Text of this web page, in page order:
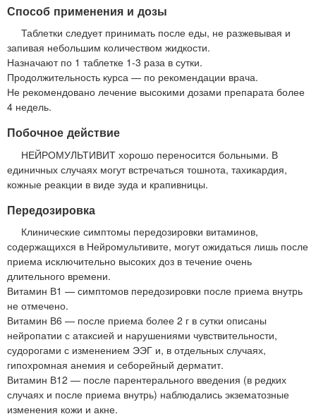
Способ применения и дозы
Таблетки следует принимать после еды, не разжевывая и
запивая небольшим количеством жидкости.
Назначают по 1 таблетке 1-3 раза в сутки.
Продолжительность курса — по рекомендации врача.
Не рекомендовано лечение высокими дозами препарата более
4 недель.
Побочное действие
НЕЙРОМУЛЬТИВИТ хорошо переносится больными. В
единичных случаях могут встречаться тошнота, тахикардия,
кожные реакции в виде зуда и крапивницы.
Передозировка
Клинические симптомы передозировки витаминов,
содержащихся в Нейромультивите, могут ожидаться лишь после
приема исключительно высоких доз в течение очень
длительного времени.
Витамин В1 — симптомов передозировки после приема внутрь
не отмечено.
Витамин В6 — после приема более 2 г в сутки описаны
нейропатии с атаксией и нарушениями чувствительности,
судорогами с изменением ЭЭГ и, в отдельных случаях,
гипохромная анемия и себорейный дерматит.
Витамин В12 — после парентерального введения (в редких
случаях и после приема внутрь) наблюдались экзематозные
изменения кожи и акне.